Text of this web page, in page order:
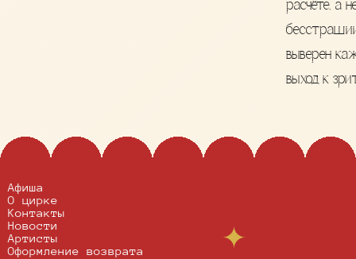
расчёте, а
выверен
выход к
Афиша
О цирке
Контакты
Новости
Артисты
Оформление возврата